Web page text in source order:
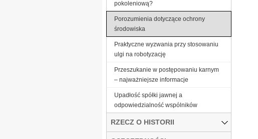
pokoleniową?
Porozumienia dotyczące ochrony
środowiska
Praktyczne wyzwania przy stosowaniu
ulgi na robotyzację
Przeszukanie w postępowaniu karnym
– najważniejsze informacje
Upadłość spółki jawnej a
odpowiedzialność wspólników
RZECZ O HISTORII